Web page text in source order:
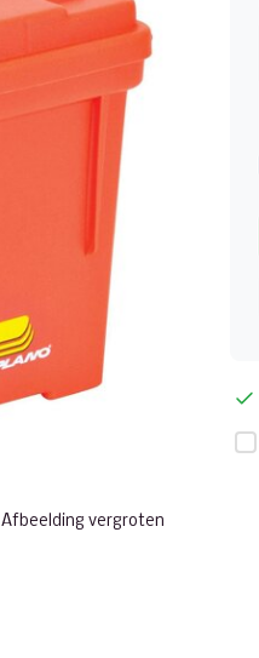
Afbeelding vergroten